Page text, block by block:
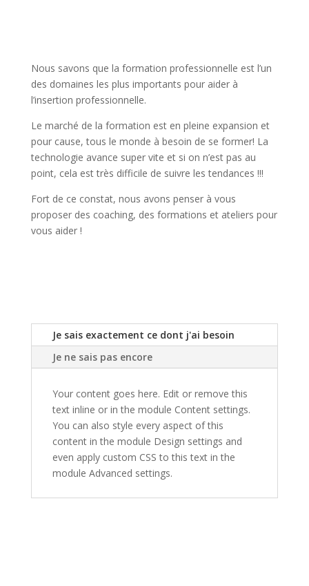
Nous savons que la formation professionnelle est l’un
des domaines les plus importants pour aider à
l’insertion professionnelle.
Le marché de la formation est en pleine expansion et
pour cause, tous le monde à besoin de se former! La
technologie avance super vite et si on n’est pas au
point, cela est très difficile de suivre les tendances !!!
Fort de ce constat, nous avons penser à vous
proposer des coaching, des formations et ateliers pour
vous aider !
Je sais exactement ce dont j'ai besoin
Je ne sais pas encore
Your content goes here. Edit or remove this
text inline or in the module Content settings.
You can also style every aspect of this
content in the module Design settings and
even apply custom CSS to this text in the
module Advanced settings.